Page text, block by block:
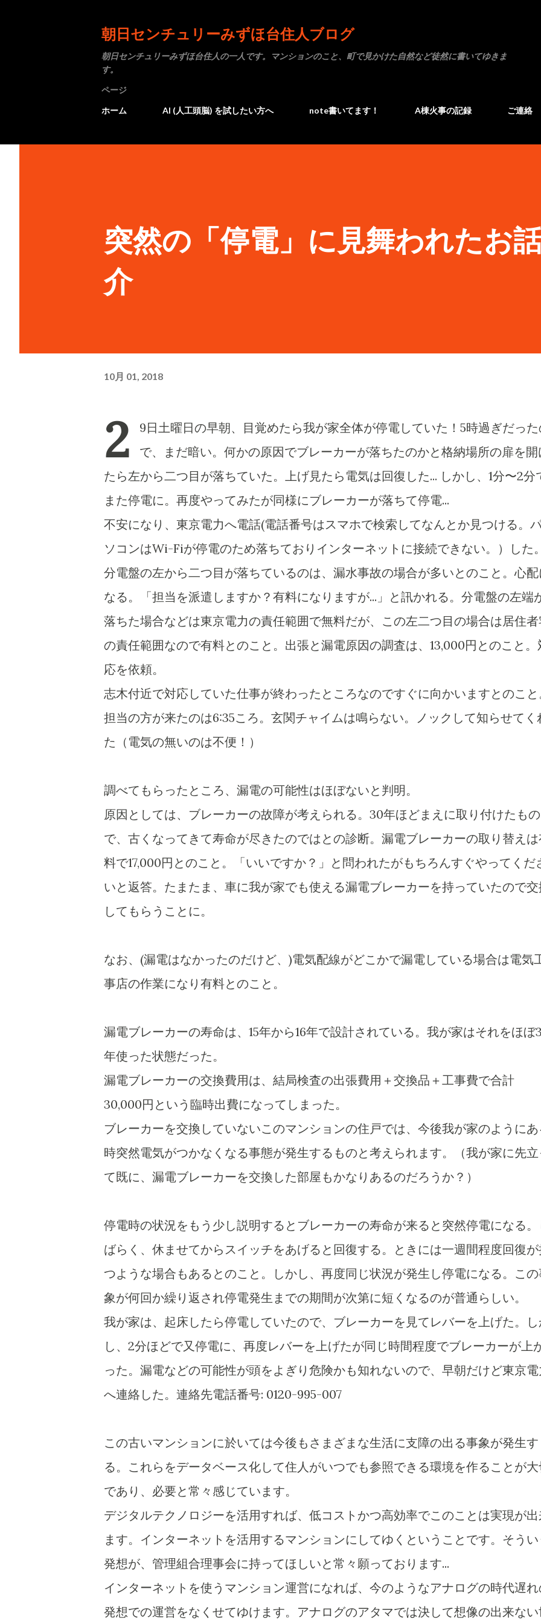
朝日センチュリーみずほ台住人ブログ
朝日センチュリーみずほ台住人の一人です。マンションのこと、町で見かけた自然など徒然に書いてゆきま
す。
ページ
ホーム
AI (人工頭脳) を試したい方へ note書いてます！ A棟火事の記録 ご連絡
突然の「停電」に見舞われたお
介
10月 01, 2018
2
9日土曜日の早朝、目覚めたら我が家全体が停電していた！5時過ぎだった
で、まだ暗い。何かの原因でブレーカーが落ちたのかと格納場所の扉を開
たら左から二つ目が落ちていた。上げ見たら電気は回復した... しかし、1分〜2分
また停電に。再度やってみたが同様にブレーカーが落ちて停電...
不安になり、東京電力へ電話(電話番号はスマホで検索してなんとか見つける。
ソコンはWi-Fiが停電のため落ちておりインターネットに接続できない。）した。
分電盤の左から二つ目が落ちているのは、漏水事故の場合が多いとのこと。心配
なる。「担当を派遣しますか？有料になりますが...」と訊かれる。分電盤の左端
落ちた場合などは東京電力の責任範囲で無料だが、この左二つ目の場合は居住者
の責任範囲なので有料とのこと。出張と漏電原因の調査は、13,000円とのこと。
応を依頼。
志木付近で対応していた仕事が終わったところなのですぐに向かいますとのこと
担当の方が来たのは6:35ころ。玄関チャイムは鳴らない。ノックして知らせてく
た（電気の無いのは不便！）
調べてもらったところ、漏電の可能性はほぼないと判明。
原因としては、ブレーカーの故障が考えられる。30年ほどまえに取り付けたもの
で、古くなってきて寿命が尽きたのではとの診断。漏電ブレーカーの取り替えは
料で17,000円とのこと。「いいですか？」と問われたがもちろんすぐやってくだ
いと返答。たまたま、車に我が家でも使える漏電ブレーカーを持っていたので交
してもらうことに。
なお、(漏電はなかったのだけど、)電気配線がどこかで漏電している場合は電気
事店の作業になり有料とのこと。
漏電ブレーカーの寿命は、15年から16年で設計されている。我が家はそれをほぼ
年使った状態だった。
漏電ブレーカーの交換費用は、結局検査の出張費用＋交換品＋工事費で合計
30,000円という臨時出費になってしまった。
ブレーカーを交換していないこのマンションの住戸では、今後我が家のようにあ
時突然電気がつかなくなる事態が発生するものと考えられます。（我が家に先立
て既に、漏電ブレーカーを交換した部屋もかなりあるのだろうか？）
停電時の状況をもう少し説明するとブレーカーの寿命が来ると突然停電になる。
ばらく、休ませてからスイッチをあげると回復する。ときには一週間程度回復
つような場合もあるとのこと。しかし、再度同じ状況が発生し停電になる。こ
象が何回か繰り返され停電発生までの期間が次第に短くなるのが普通らしい。
我が家は、起床したら停電していたので、ブレーカーを見てレバーを上げた。
し、2分ほどで又停電に、再度レバーを上げたが同じ時間程度でブレーカーが上
った。漏電などの可能性が頭をよぎり危険かも知れないので、早朝だけど東京電
へ連絡した。連絡先電話番号: 0120-995-007
この古いマンションに於いては今後もさまざまな生活に支障の出る事象が発生す
る。これらをデータベース化して住人がいつでも参照できる環境を作ることが大
であり、必要と常々感じています。
デジタルテクノロジーを活用すれば、低コストかつ高効率でこのことは実現が
ます。インターネットを活用するマンションにしてゆくということです。そうい
発想が、管理組合理事会に持ってほしいと常々願っております...
インターネットを使うマンション運営になれば、今のようなアナログの時代遅れ
発想での運営をなくせてゆけます。アナログのアタマでは決して想像の出来な